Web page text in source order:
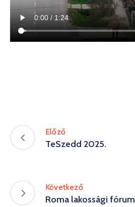
Előző
TeSzedd 2025.
Következő
Roma lakossági fórum